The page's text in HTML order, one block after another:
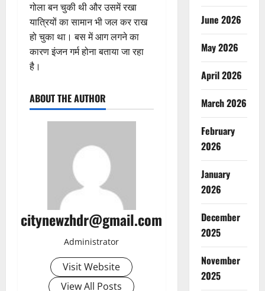
गोला बन चुकी थी और उसमें रखा
यात्रियों का सामान भी जल कर राख
हो चुका था। बस में आग लगने का
कारण इंजन गर्म होना बताया जा रहा
है।
ABOUT THE AUTHOR
citynewzhdr@gmail.com
Administrator
Visit Website
View All Posts
June 2026
May 2026
April 2026
March 2026
February
2026
January
2026
December
2025
November
2025